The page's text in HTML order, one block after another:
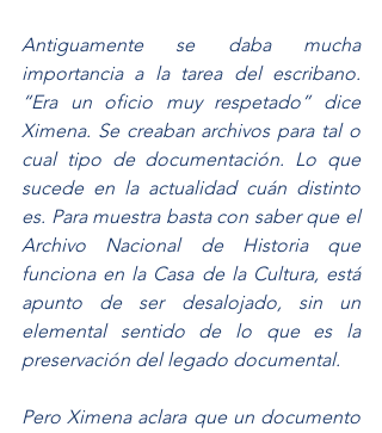
Antiguamente se daba mucha
importancia a la tarea del escribano.
“Era un oficio muy respetado” dice
Ximena. Se creaban archivos para tal o
cual tipo de documentación. Lo que
sucede en la actualidad cuán distinto
es. Para muestra basta con saber que el
Archivo Nacional de Historia que
funciona en la Casa de la Cultura, está
apunto de ser desalojado, sin un
elemental sentido de lo que es la
preservación del legado documental.
Pero Ximena aclara que un documento